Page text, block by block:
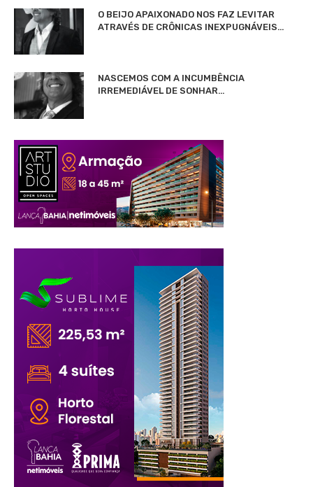
O BEIJO APAIXONADO NOS FAZ LEVITAR
ATRAVÉS DE CRÔNICAS INEXPUGNÁVEIS…
NASCEMOS COM A INCUMBÊNCIA
IRREMEDIÁVEL DE SONHAR…